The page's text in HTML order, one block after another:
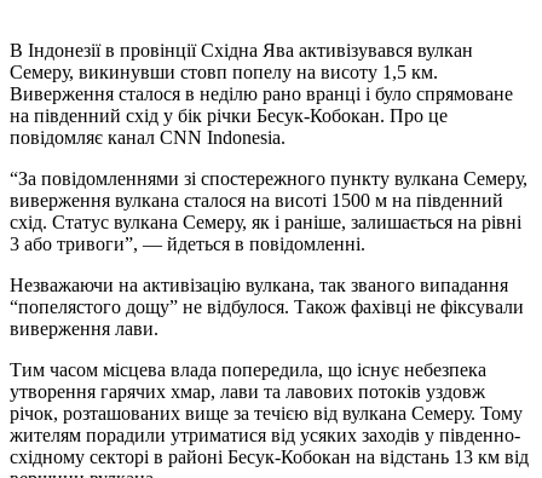
В Індонезії в провінції Східна Ява активізувався вулкан
Семеру, викинувши стовп попелу на висоту 1,5 км.
Виверження сталося в неділю рано вранці і було спрямоване
на південний схід у бік річки Бесук-Кобокан. Про це
повідомляє канал CNN Indonesia.
“За повідомленнями зі спостережного пункту вулкана Семеру,
виверження вулкана сталося на висоті 1500 м на південний
схід. Статус вулкана Семеру, як і раніше, залишається на рівні
3 або тривоги”, — йдеться в повідомленні.
Незважаючи на активізацію вулкана, так званого випадання
“попелястого дощу” не відбулося. Також фахівці не фіксували
виверження лави.
Тим часом місцева влада попередила, що існує небезпека
утворення гарячих хмар, лави та лавових потоків уздовж
річок, розташованих вище за течією від вулкана Семеру. Тому
жителям порадили утриматися від усяких заходів у південно-
східному секторі в районі Бесук-Кобокан на відстань 13 км від